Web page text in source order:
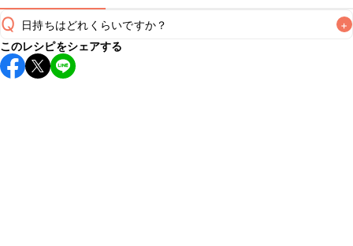
Q 日持ちはどれくらいですか？ +
保存期間は冷蔵で翌日中が目安です。なるべくお早めにお召
し上がりください。
このレシピをシェアする